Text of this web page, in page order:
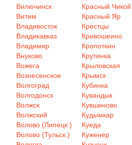
Вилючинск
Витим
Владивосток
Владикавказ
Владимир
Внуково
Вожега
Вознесенское
Волгоград
Волгодонск
Волжск
Волжский
Волово (Липецк.)
Волово (Тульск.)
Красный Чикой
Красный Яр
Крестцы
Кривошеино
Кропоткин
Крутинка
Крыловская
Крымск
Кубинка
Кувандык
Кувшиново
Кудымкар
Куеда
Куженер